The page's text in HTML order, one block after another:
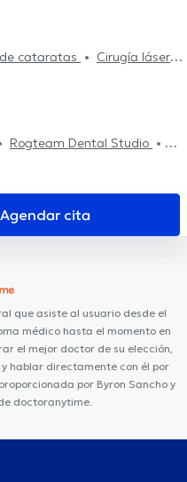
cataratas
Cirugía láser
Rogteam Dental Studio
Center
Centro Médico
Citimed
Hospital
Agendar cita
que asiste al usuario desde el
médico hasta el momento en
el mejor doctor de su elección,
hablar directamente con él por
por Byron Sancho y
doctoranytime.